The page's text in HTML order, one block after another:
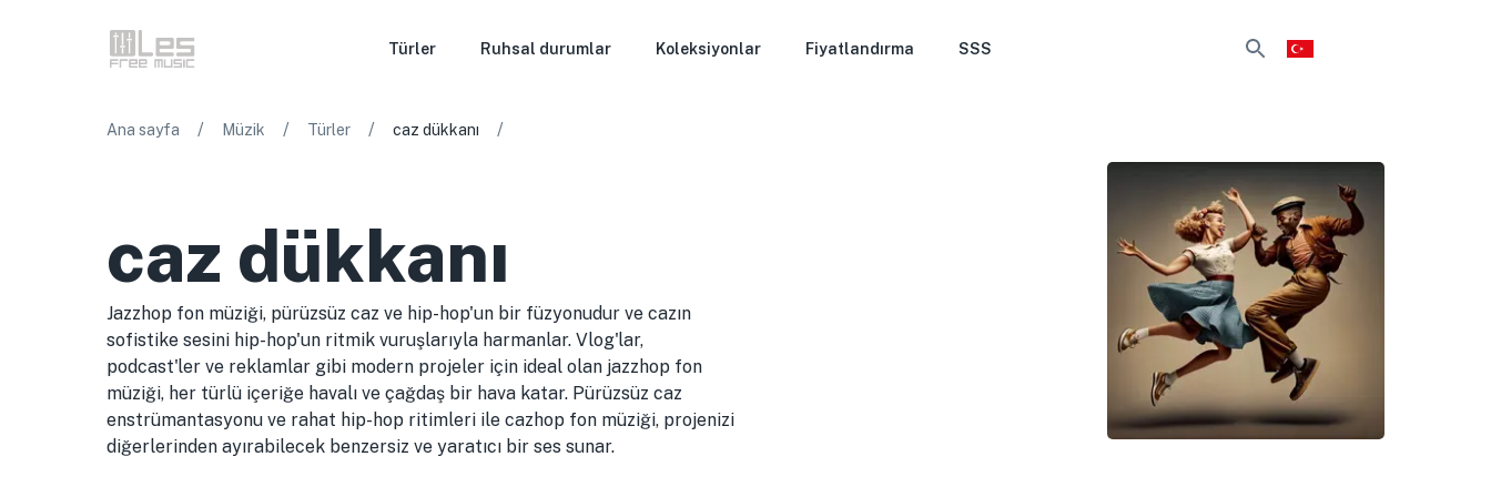
Türler Ruhsal durumlar Koleksiyonlar Fiyatlandırma SSS
Ana sayfa / Müzik / Türler / caz dükkanı /
caz dükkanı
Jazzhop fon müziği, pürüzsüz caz ve hip-hop'un bir füzyonudur ve cazın
sofistike sesini hip-hop'un ritmik vuruşlarıyla harmanlar. Vlog'lar,
podcast'ler ve reklamlar gibi modern projeler için ideal olan jazzhop fon
müziği, her türlü içeriğe havalı ve çağdaş bir hava katar. Pürüzsüz caz
enstrümantasyonu ve rahat hip-hop ritimleri ile cazhop fon müziği, projenizi
diğerlerinden ayırabilecek benzersiz ve yaratıcı bir ses sunar.